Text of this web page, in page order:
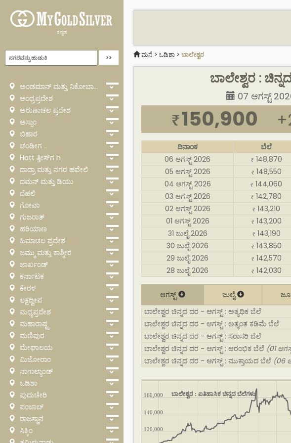
ಕನ್ನಡ
ಅಂಡಮಾನ್ ಮತ್ತು ನಿಕೋಬಾರ್
ಆಂಧ್ರಪ್ರದೇಶ
ಅರುಣಾಚಲ ಪ್ರದೇಶ
ಅಸ್ಸಾಂ
ಬಿಹಾರ
ಚಂಡೀಗ ..
Hatt ತ್ತೀಸ್‌ಗ h
ದಾದ್ರಾ ಮತ್ತು ನಗರ ಹವೇಲಿ
ದಮನ್ ಮತ್ತು ಡಿಯು
ದೆಹಲಿ
ಗೋವಾ
ಗುಜರಾತ್
ಹರಿಯಾಣ
ಹಿಮಾಚಲ ಪ್ರದೇಶ
ಜಮ್ಮು ಮತ್ತು ಕಾಶ್ಮೀರ
ಜಾರ್ಖಂಡ್
ಕರ್ನಾಟಕ
ಕೇರಳ
ಲಕ್ಷದ್ವೀಪ
ಮಧ್ಯಪ್ರದೇಶ
ಮಹಾರಾಷ್ಟ್ರ
ಮಣಿಪುರ
ಮೇಘಾಲಯ
ಮಿಜೋರಾಂ
ನಾಗಾಲ್ಯಾಂಡ್
ಒಡಿಶಾ
ಪುದುಚೇರಿ
ಪಂಜಾಬ್
ರಾಜಸ್ಥಾನ
ಸಿಕ್ಕಿಂ
ಮನೆ > ಒಡಿಶಾ > ಬಾಲೇಶ್ವರ
ಬಾಲೇಶ್ವರ :
07 ಆಗಸ್ಟ್
₹150,900
ದಿನಾಂಕ ಬೆಲೆ
06 ಆಗಸ್ಟ್ 2026
₹ 148,870
05 ಆಗಸ್ಟ್ 2026
₹ 148,550
04 ಆಗಸ್ಟ್ 2026
₹ 144,060
03 ಆಗಸ್ಟ್ 2026
₹ 142,780
02 ಆಗಸ್ಟ್ 2026
₹ 143,210
01 ಆಗಸ್ಟ್ 2026
₹ 143,200
31 ಜುಲೈ 2026
₹ 143,190
30 ಜುಲೈ 2026
₹ 143,850
29 ಜುಲೈ 2026
₹ 142,570
28 ಜುಲೈ 2026
₹ 142,030
ಆಗಸ್ಟ್ ಜುಲೈ
ಬಾಲೇಶ್ವರ ಚಿನ್ನದ ದರ - ಆಗಸ್ಟ್ : ಅತ್ಯಧಿಕ ಬೆಲೆ
ಬಾಲೇಶ್ವರ ಚಿನ್ನದ ದರ - ಆಗಸ್ಟ್ : ಅತ್ಯಂತ ಕಡಿಮೆ ಬೆಲೆ
ಬಾಲೇಶ್ವರ ಚಿನ್ನದ ದರ - ಆಗಸ್ಟ್ : ಸರಾಸರಿ ಬೆಲೆ
ಬಾಲೇಶ್ವರ ಚಿನ್ನದ ದರ - ಆಗಸ್ಟ್ : ಆರಂಭಿಕ ಬೆಲೆ (01
ಬಾಲೇಶ್ವರ ಚಿನ್ನದ ದರ - ಆಗಸ್ಟ್ : ಮುಕ್ತಾಯದ ಬೆಲೆ (06
ಬಾಲೇಶ್ವರ : ಐತಿಹಾಸಿಕ ಚಿನ್ನದ ಬೆಲೆಗಳು
120,000
140,000
160,000